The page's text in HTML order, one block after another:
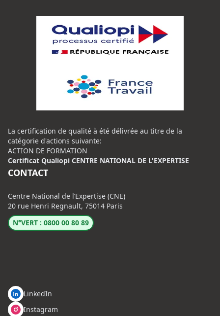
La certification de qualité à été délivrée au titre de la
catégorie d'actions suivante:
ACTION DE FORMATION
Certificat Qualiopi CENTRE NATIONAL DE L'EXPERTISE
CONTACT
Centre National de l’Expertise (CNE)
20 rue Henri Regnault, 75014 Paris
N°VERT : 0800 00 80 89
LinkedIn
Instagram